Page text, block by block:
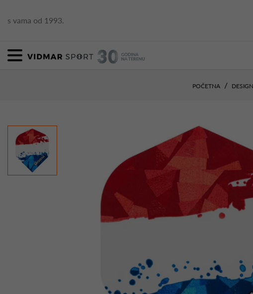
s vama od 1993.
POČETNA